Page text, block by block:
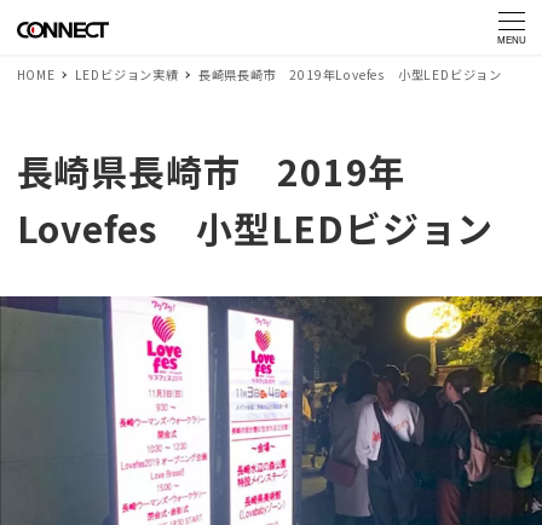
MENU
HOME LEDビジョン実績 長崎県長崎市 2019年Lovefes 小型LEDビジョン
長崎県長崎市 2019年
Lovefes 小型LEDビジョン